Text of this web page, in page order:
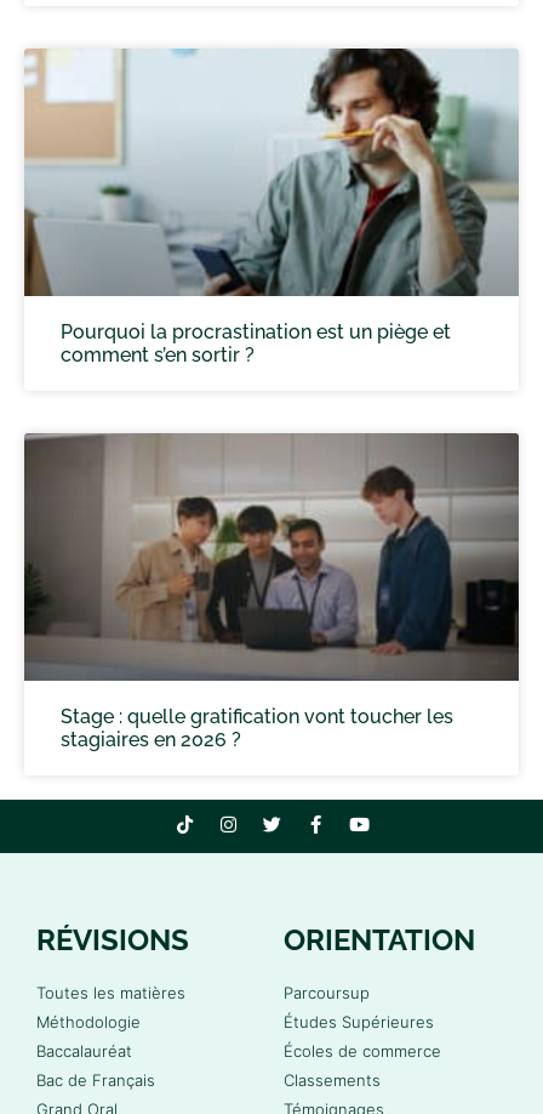
Pourquoi la procrastination est un piège et
comment s’en sortir ?
Stage : quelle gratification vont toucher les
stagiaires en 2026 ?
RÉVISIONS
Toutes les matières
Méthodologie
Baccalauréat
Bac de Français
Grand Oral
ORIENTATION
Parcoursup
Études Supérieures
Écoles de commerce
Classements
Témoignages